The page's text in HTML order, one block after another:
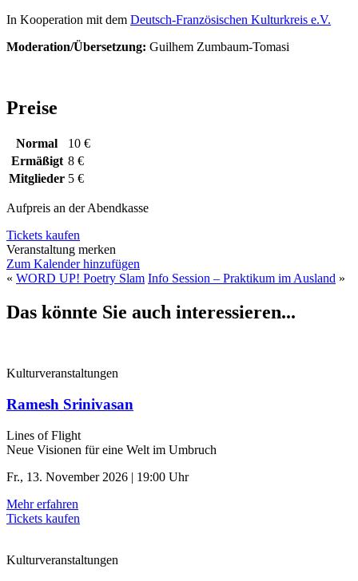
In Kooperation mit dem Deutsch-Französischen Kulturkreis e.V.
Moderation/Übersetzung: Guilhem Zumbaum-Tomasi
Preise
Normal
10 €
Ermäßigt 8 €
Mitglieder 5 €
Aufpreis an der Abendkasse
Tickets kaufen
Veranstaltung merken
Zum Kalender hinzufügen
« WORD UP! Poetry Slam Info Session – Praktikum im Ausland »
Das könnte Sie auch interessieren...
Kulturveranstaltungen
Ramesh Srinivasan
Lines of Flight
Neue Visionen für eine Welt im Umbruch
Fr., 13. November 2026 | 19:00 Uhr
Mehr erfahren
Tickets kaufen
Kulturveranstaltungen